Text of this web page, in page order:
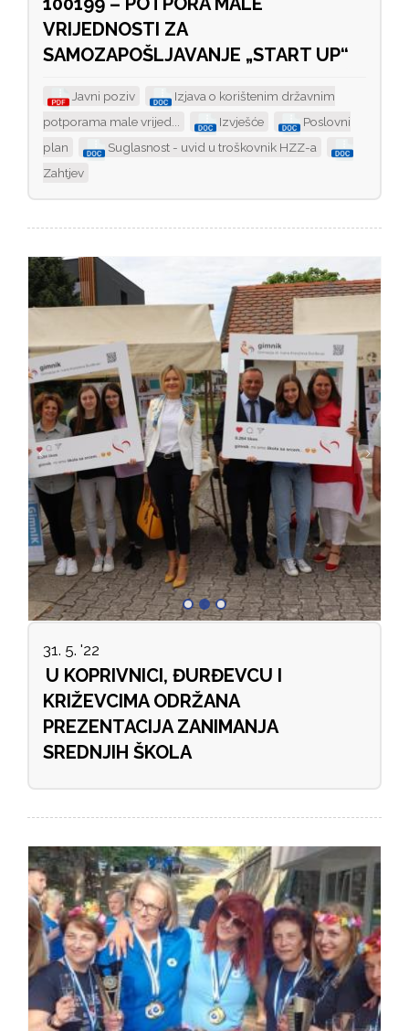
VRIJEDNOSTI ZA
SAMOZAPOŠLJAVANJE „START UP“
Javni poziv
Izjava o korištenim državnim
potporama male vrijed...
Izvješće
Poslovni
plan
Suglasnost - uvid u troškovnik HZZ-a
Zahtjev
31. 5. '22
U KOPRIVNICI, ĐURĐEVCU I
KRIŽEVCIMA ODRŽANA
PREZENTACIJA ZANIMANJA
SREDNJIH ŠKOLA